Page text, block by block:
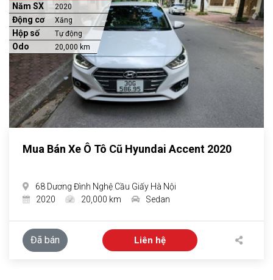
Năm SX 2020
Động cơ Xăng
Hộp số Tự động
Odo 20,000 km
Mua Bán Xe Ô Tô Cũ Hyundai Accent 2020
68 Dương Đình Nghệ Cầu Giấy Hà Nội
2020
20,000 km Sedan
Đã bán Liên hệ